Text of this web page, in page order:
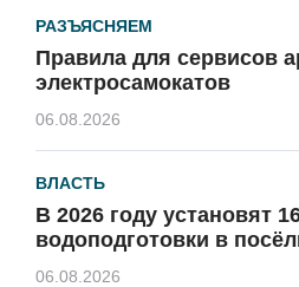
РАЗЪЯСНЯЕМ
Правила для сервисов
электросамокатов
06.08.2026
ВЛАСТЬ
В 2026 году установят
водоподготовки в
06.08.2026